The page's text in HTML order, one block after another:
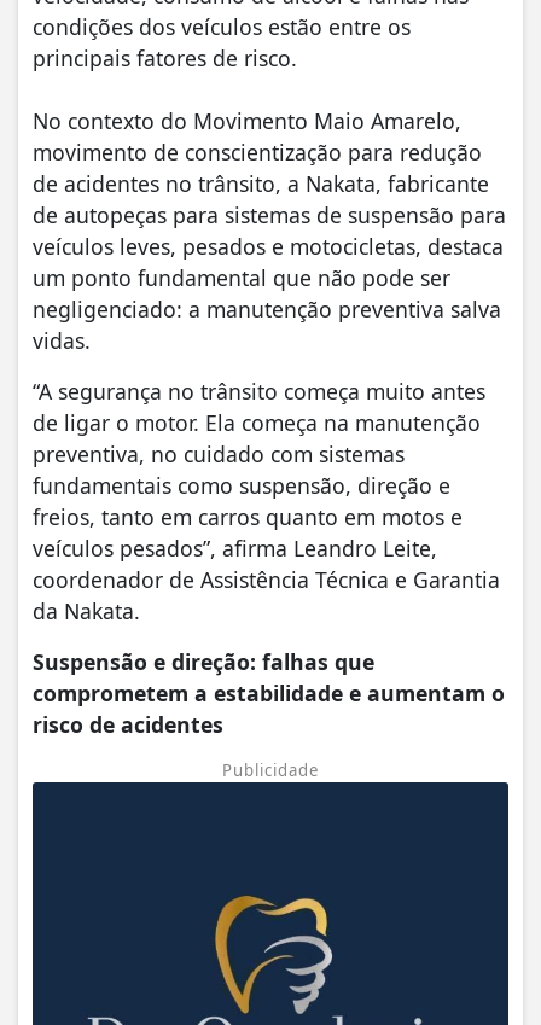
condições dos veículos estão entre os
principais fatores de risco.
No contexto do Movimento Maio Amarelo,
movimento de conscientização para redução
de acidentes no trânsito, a Nakata, fabricante
de autopeças para sistemas de suspensão para
veículos leves, pesados e motocicletas, destaca
um ponto fundamental que não pode ser
negligenciado: a manutenção preventiva salva
vidas.
“A segurança no trânsito começa muito antes
de ligar o motor. Ela começa na manutenção
preventiva, no cuidado com sistemas
fundamentais como suspensão, direção e
freios, tanto em carros quanto em motos e
veículos pesados”, afirma Leandro Leite,
coordenador de Assistência Técnica e Garantia
da Nakata.
Suspensão e direção: falhas que
comprometem a estabilidade e aumentam o
risco de acidentes
Publicidade